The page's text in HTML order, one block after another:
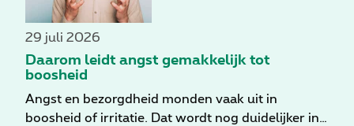
Hieronder sommen we 9 gezondheidsvoordelen
van ochtendwandelingen op.
29 juli 2026
Daarom leidt angst gemakkelijk tot
boosheid
Angst en bezorgdheid monden vaak uit in
boosheid of irritatie. Dat wordt nog duidelijker in